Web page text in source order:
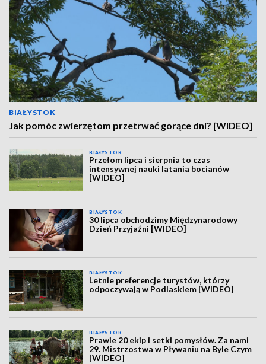
BIAŁYSTOK
Jak pomóc zwierzętom przetrwać gorące dni? [WIDEO]
BIAŁYSTOK
Przełom lipca i sierpnia to czas
intensywnej nauki latania bocianów
[WIDEO]
BIAŁYSTOK
30 lipca obchodzimy Międzynarodowy
Dzień Przyjaźni [WIDEO]
BIAŁYSTOK
Letnie preferencje turystów, którzy
odpoczywają w Podlaskiem [WIDEO]
BIAŁYSTOK
Prawie 20 ekip i setki pomysłów. Za nami
29. Mistrzostwa w Pływaniu na Byle Czym
[WIDEO]